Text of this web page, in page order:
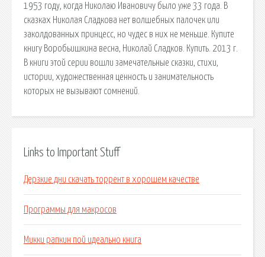
1953 году, когда Николаю Ивановичу было уже 33 года. В
сказках Николая Сладкова нет волшебных палочек или
заколдованных принцесс, но чудес в них не меньше. Купите
книгу Воробьишкина весна, Николай Сладков. Купить. 2013 г.
В книги этой серии вошли замечательные сказки, стихи,
истории, художественная ценность и занимательность
которых не вызывают сомнений.
Links to Important Stuff
Дерзкие дни скачать торрент в хорошем качестве
Программы для макросов
Микки рапкин пой идеально книга